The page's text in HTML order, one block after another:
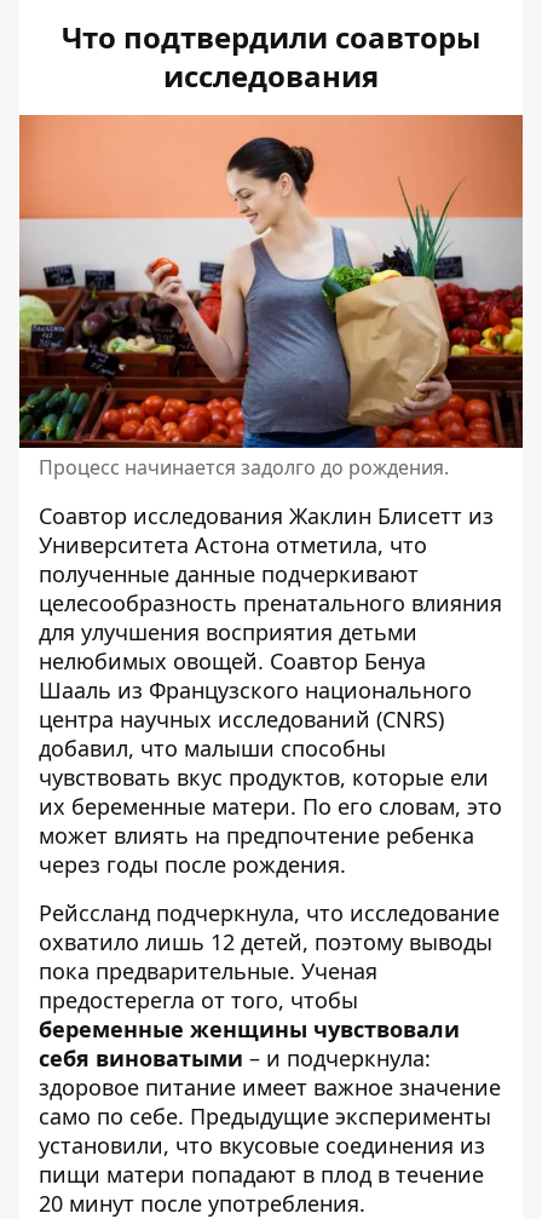
Что подтвердили соавторы
исследования
Процесс начинается задолго до рождения.
Соавтор исследования Жаклин Блисетт из
Университета Астона отметила, что
полученные данные подчеркивают
целесообразность пренатального влияния
для улучшения восприятия детьми
нелюбимых овощей. Соавтор Бенуа
Шааль из Французского национального
центра научных исследований (CNRS)
добавил, что малыши способны
чувствовать вкус продуктов, которые ели
их беременные матери. По его словам, это
может влиять на предпочтение ребенка
через годы после рождения.
Рейссланд подчеркнула, что исследование
охватило лишь 12 детей, поэтому выводы
пока предварительные. Ученая
предостерегла от того, чтобы
беременные женщины чувствовали
себя виноватыми – и подчеркнула:
здоровое питание имеет важное значение
само по себе. Предыдущие эксперименты
установили, что вкусовые соединения из
пищи матери попадают в плод в течение
20 минут после употребления.